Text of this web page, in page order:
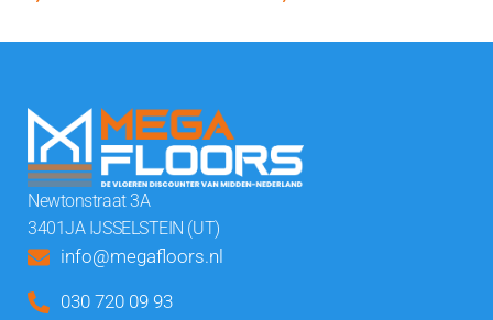
Newtonstraat 3A
3401JA IJSSELSTEIN (UT)
info@megafloors.nl
030 720 09 93